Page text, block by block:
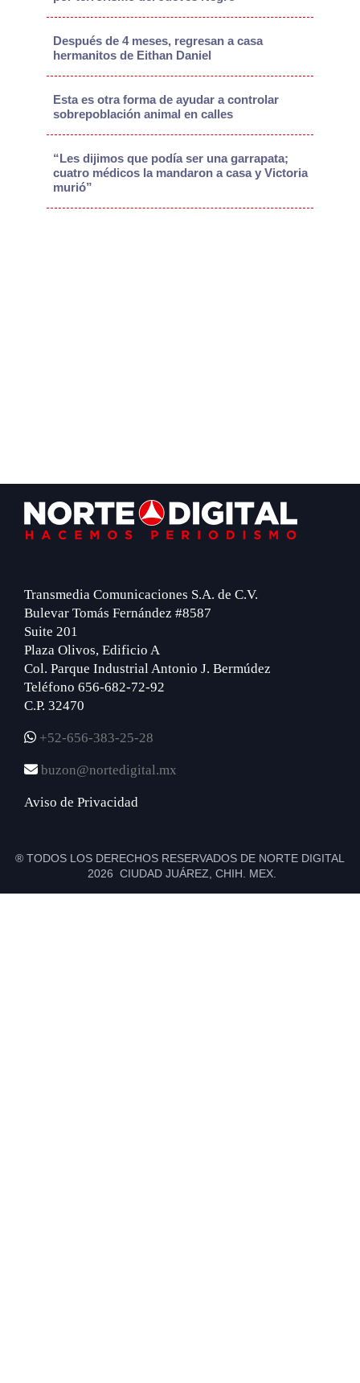
Después de 4 meses, regresan a casa
hermanitos de Eithan Daniel
Esta es otra forma de ayudar a controlar
sobrepoblación animal en calles
“Les dijimos que podía ser una garrapata;
cuatro médicos la mandaron a casa y Victoria
murió”
Footer
Transmedia Comunicaciones S.A. de C.V.
Bulevar Tomás Fernández #8587
Suite 201
Plaza Olivos, Edificio A
Col. Parque Industrial Antonio J. Bermúdez
Teléfono 656-682-72-92
C.P. 32470
+52-656-383-25-28
buzon@nortedigital.mx
Aviso de Privacidad
® TODOS LOS DERECHOS RESERVADOS DE NORTE DIGITAL
2026 CIUDAD JUÁREZ, CHIH. MEX.